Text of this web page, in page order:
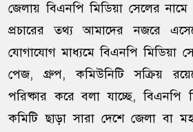
জেলায় বিএনপি মিডিয়া সেলের
প্রচারের তথ্য আমাদের নজরে
যোগাযোগ মাধ্যমে বিএনপি মিডিয়া
পেজ, গ্রুপ, কমিউনিটি সক্রিয়
পরিষ্কার করে বলা যাচ্ছে, বিএনপি
কমিটি ছাড়া সারা দেশে জেলা বা